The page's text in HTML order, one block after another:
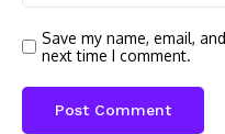
Save my name, email,
next time I comment.